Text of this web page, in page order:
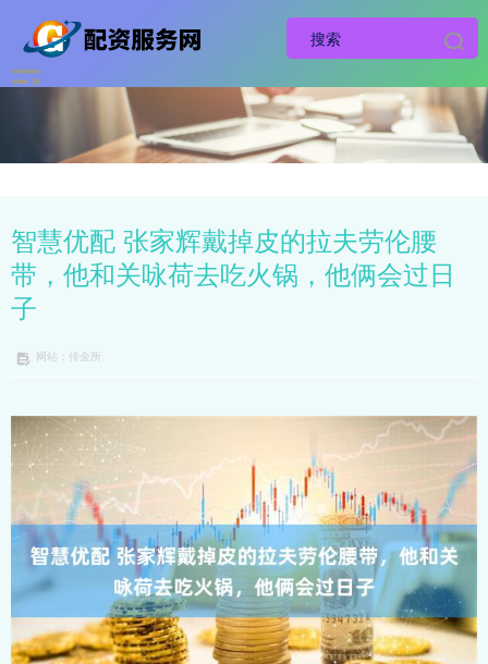
智慧优配 张家辉戴掉皮的拉夫劳伦腰
带，他和关咏荷去吃火锅，他俩会过日
子
网站：传金所